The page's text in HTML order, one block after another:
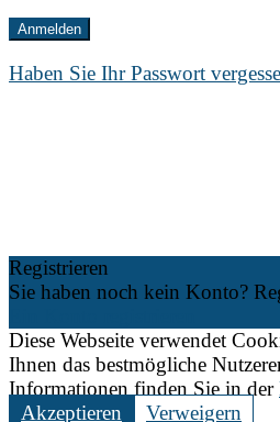
Haben Sie Ihr Passwort
Registrieren
Sie haben noch kein Konto?
Diese Webseite verwendet
Ihnen das bestmögliche
Informationen finden Sie in der
Akzeptieren
Verweigern